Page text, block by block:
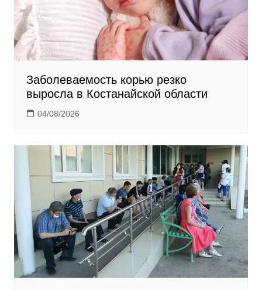
Заболеваемость корью резко
выросла в Костанайской области
04/08/2026